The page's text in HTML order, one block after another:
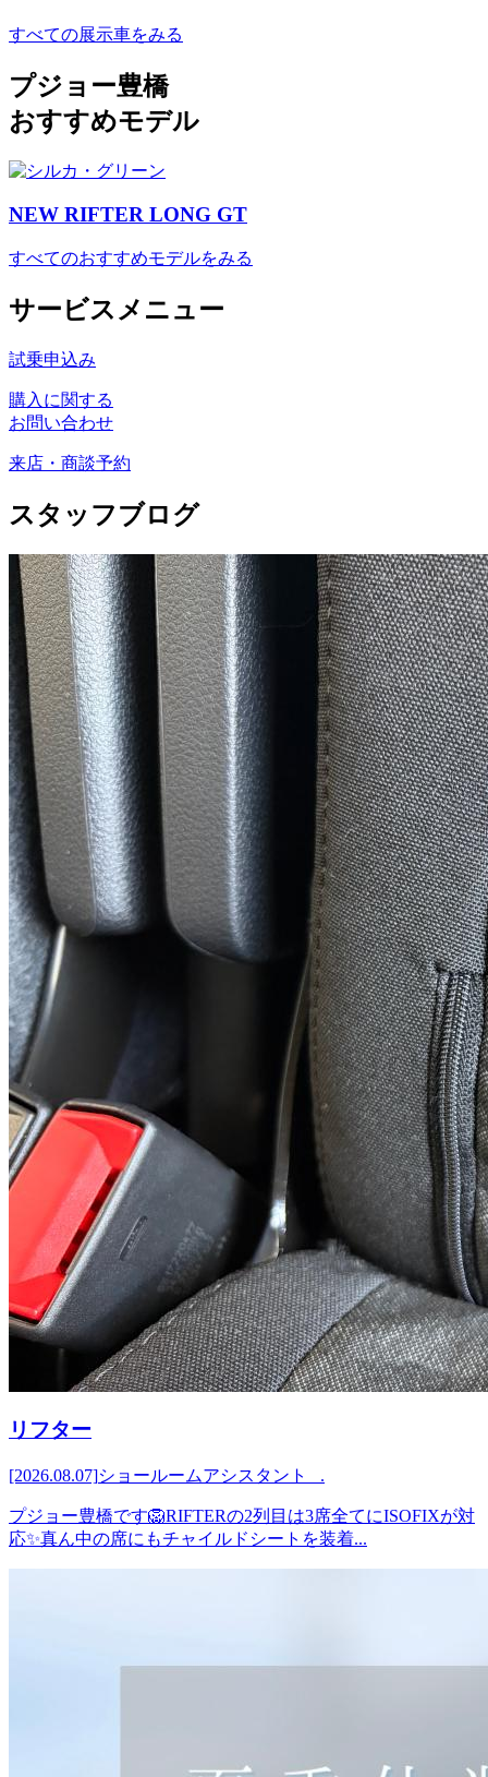
すべての展示車をみる
プジョー豊橋
おすすめモデル
NEW RIFTER LONG GT
すべてのおすすめモデルをみる
サービスメニュー
試乗申込み
購入に関する
お問い合わせ
来店・商談予約
スタッフブログ
リフター
[2026.08.07]ショールームアシスタント .
プジョー豊橋です🦁RIFTERの2列目は3席全てにISOFIXが対
応✨真ん中の席にもチャイルドシートを装着...